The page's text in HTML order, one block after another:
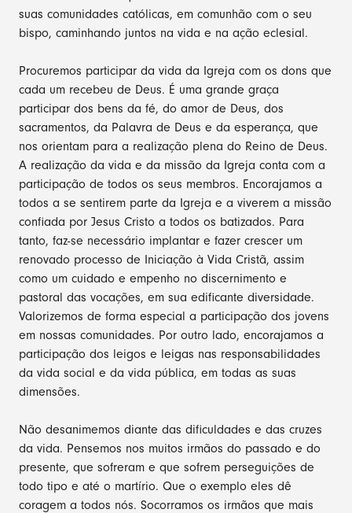
suas comunidades católicas, em comunhão com o seu
bispo, caminhando juntos na vida e na ação eclesial.
Procuremos participar da vida da Igreja com os dons que
cada um recebeu de Deus. É uma grande graça
participar dos bens da fé, do amor de Deus, dos
sacramentos, da Palavra de Deus e da esperança, que
nos orientam para a realização plena do Reino de Deus.
A realização da vida e da missão da Igreja conta com a
participação de todos os seus membros. Encorajamos a
todos a se sentirem parte da Igreja e a viverem a missão
confiada por Jesus Cristo a todos os batizados. Para
tanto, faz-se necessário implantar e fazer crescer um
renovado processo de Iniciação à Vida Cristã, assim
como um cuidado e empenho no discernimento e
pastoral das vocações, em sua edificante diversidade.
Valorizemos de forma especial a participação dos jovens
em nossas comunidades. Por outro lado, encorajamos a
participação dos leigos e leigas nas responsabilidades
da vida social e da vida pública, em todas as suas
dimensões.
Não desanimemos diante das dificuldades e das cruzes
da vida. Pensemos nos muitos irmãos do passado e do
presente, que sofreram e que sofrem perseguições de
todo tipo e até o martírio. Que o exemplo eles dê
coragem a todos nós. Socorramos os irmãos que mais